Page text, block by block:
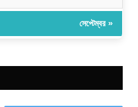
সেপ্টেম্বর »